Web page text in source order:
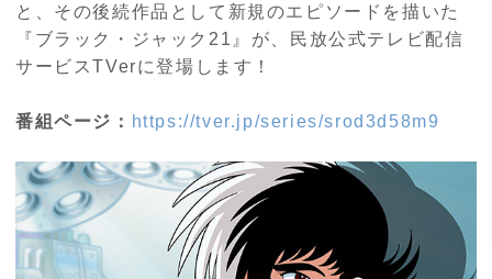
と、その後続作品として新規のエピソードを描いた
『ブラック・ジャック21』が、民放公式テレビ配信
サービスTVerに登場します！
番組ページ： https://tver.jp/series/srod3d58m9